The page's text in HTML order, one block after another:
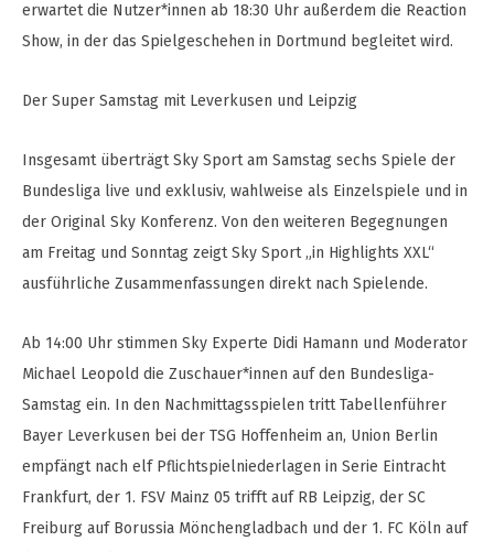
erwartet die Nutzer*innen ab 18:30 Uhr außerdem die Reaction
Show, in der das Spielgeschehen in Dortmund begleitet wird.
Der Super Samstag mit Leverkusen und Leipzig
Insgesamt überträgt Sky Sport am Samstag sechs Spiele der
Bundesliga live und exklusiv, wahlweise als Einzelspiele und in
der Original Sky Konferenz. Von den weiteren Begegnungen
am Freitag und Sonntag zeigt Sky Sport „in Highlights XXL“
ausführliche Zusammenfassungen direkt nach Spielende.
Ab 14:00 Uhr stimmen Sky Experte Didi Hamann und Moderator
Michael Leopold die Zuschauer*innen auf den Bundesliga-
Samstag ein. In den Nachmittagsspielen tritt Tabellenführer
Bayer Leverkusen bei der TSG Hoffenheim an, Union Berlin
empfängt nach elf Pflichtspielniederlagen in Serie Eintracht
Frankfurt, der 1. FSV Mainz 05 trifft auf RB Leipzig, der SC
Freiburg auf Borussia Mönchengladbach und der 1. FC Köln auf